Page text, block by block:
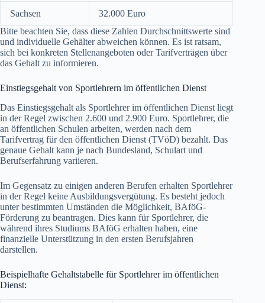
Sachsen
32.000 Euro
Bitte beachten Sie, dass diese Zahlen Durchschnittswerte sind
und individuelle Gehälter abweichen können. Es ist ratsam,
sich bei konkreten Stellenangeboten oder Tarifverträgen über
das Gehalt zu informieren.
Einstiegsgehalt von Sportlehrern im öffentlichen Dienst
Das Einstiegsgehalt als Sportlehrer im öffentlichen Dienst liegt
in der Regel zwischen 2.600 und 2.900 Euro. Sportlehrer, die
an öffentlichen Schulen arbeiten, werden nach dem
Tarifvertrag für den öffentlichen Dienst (TVöD) bezahlt. Das
genaue Gehalt kann je nach Bundesland, Schulart und
Berufserfahrung variieren.
Im Gegensatz zu einigen anderen Berufen erhalten Sportlehrer
in der Regel keine Ausbildungsvergütung. Es besteht jedoch
unter bestimmten Umständen die Möglichkeit, BAföG-
Förderung zu beantragen. Dies kann für Sportlehrer, die
während ihres Studiums BAföG erhalten haben, eine
finanzielle Unterstützung in den ersten Berufsjahren
darstellen.
Beispielhafte Gehaltstabelle für Sportlehrer im öffentlichen
Dienst: